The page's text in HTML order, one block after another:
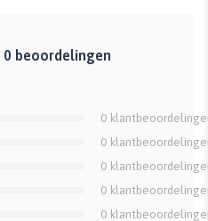
0 beoordelingen
0
0
0
0
0